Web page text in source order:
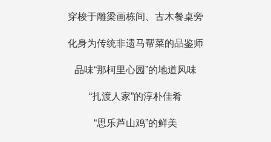
穿梭于雕梁画栋间、古木餐桌旁
化身为传统非遗马帮菜的品鉴师
品味“那柯里心园”的地道风味
“扎渡人家”的淳朴佳肴
“思乐芦山鸡”的鲜美